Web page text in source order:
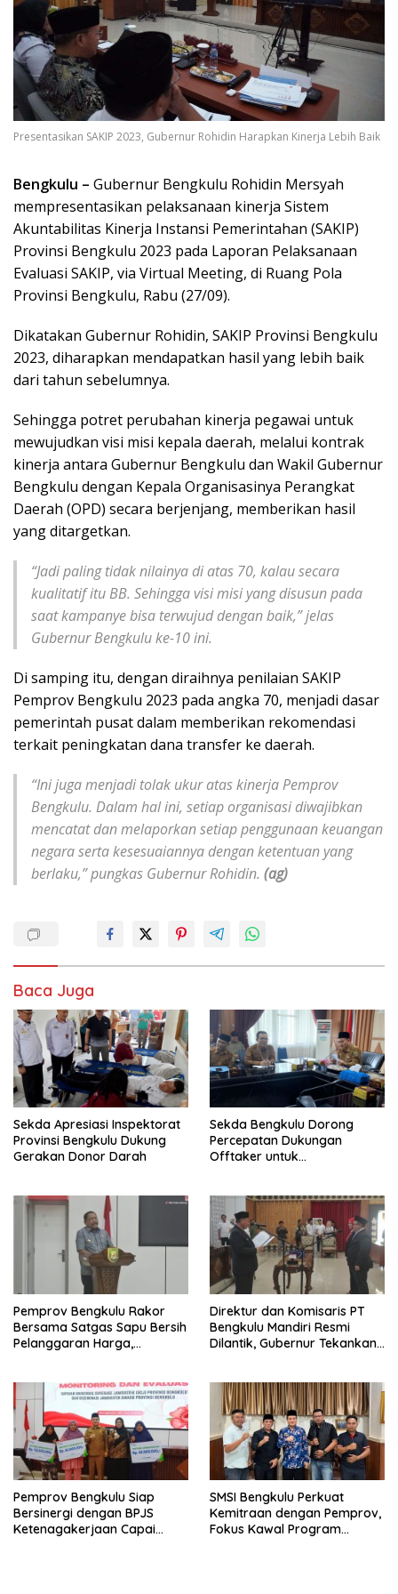
Presentasikan SAKIP 2023, Gubernur Rohidin Harapkan Kinerja Lebih Baik
Bengkulu – Gubernur Bengkulu Rohidin Mersyah
mempresentasikan pelaksanaan kinerja Sistem
Akuntabilitas Kinerja Instansi Pemerintahan (SAKIP)
Provinsi Bengkulu 2023 pada Laporan Pelaksanaan
Evaluasi SAKIP, via Virtual Meeting, di Ruang Pola
Provinsi Bengkulu, Rabu (27/09).
Dikatakan Gubernur Rohidin, SAKIP Provinsi Bengkulu
2023, diharapkan mendapatkan hasil yang lebih baik
dari tahun sebelumnya.
Sehingga potret perubahan kinerja pegawai untuk
mewujudkan visi misi kepala daerah, melalui kontrak
kinerja antara Gubernur Bengkulu dan Wakil Gubernur
Bengkulu dengan Kepala Organisasinya Perangkat
Daerah (OPD) secara berjenjang, memberikan hasil
yang ditargetkan.
“Jadi paling tidak nilainya di atas 70, kalau secara
kualitatif itu BB. Sehingga visi misi yang disusun pada
saat kampanye bisa terwujud dengan baik,” jelas
Gubernur Bengkulu ke-10 ini.
Di samping itu, dengan diraihnya penilaian SAKIP
Pemprov Bengkulu 2023 pada angka 70, menjadi dasar
pemerintah pusat dalam memberikan rekomendasi
terkait peningkatan dana transfer ke daerah.
“Ini juga menjadi tolak ukur atas kinerja Pemprov
Bengkulu. Dalam hal ini, setiap organisasi diwajibkan
mencatat dan melaporkan setiap penggunaan keuangan
negara serta kesesuaiannya dengan ketentuan yang
berlaku,” pungkas Gubernur Rohidin. (ag)
Baca Juga
Sekda Apresiasi Inspektorat
Provinsi Bengkulu Dukung
Gerakan Donor Darah
Sekda Bengkulu Dorong
Percepatan Dukungan
Offtaker untuk
Pemprov Bengkulu Rakor
Bersama Satgas Sapu Bersih
Pelanggaran Harga,
Masih Jadi Sorotan
Direktur dan Komisaris PT
Bengkulu Mandiri Resmi
Dilantik, Gubernur Tekankan
Pemprov Bengkulu Siap
Bersinergi dengan BPJS
Ketenagakerjaan Capai
SMSI Bengkulu Perkuat
Kemitraan dengan Pemprov,
Fokus Kawal Program